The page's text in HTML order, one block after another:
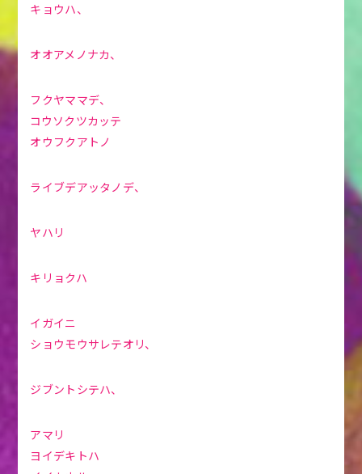
キョウハ、
オオアメノナカ、
フクヤママデ、
コウソクツカッテ
オウフクアトノ
ライブデアッタノデ、
ヤハリ
キリョクハ
イガイニ
ショウモウサレテオリ、
ジブントシテハ、
アマリ
ヨイデキトハ